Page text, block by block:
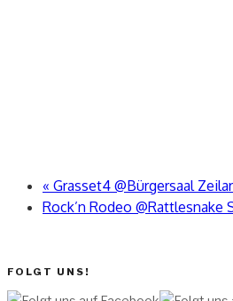
« Grasset4 @Bürgersaal
Rock’n Rodeo @Rattlesnake
FOLGT UNS!